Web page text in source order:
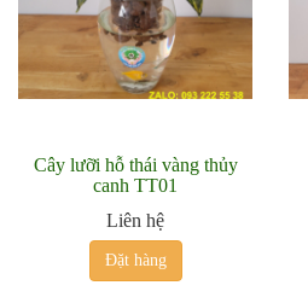
Cây lưỡi hỗ thái vàng thủy
canh TT01
Liên hệ
Đặt hàng